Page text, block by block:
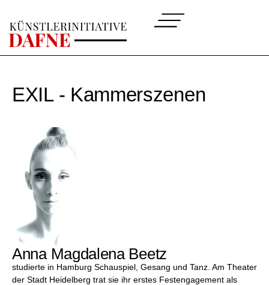
EXIL - Kammerszenen
Anna Magdalena Beetz
studierte in Hamburg Schauspiel, Gesang und Tanz. Am Theater
der Stadt Heidelberg trat sie ihr erstes Festengagement als